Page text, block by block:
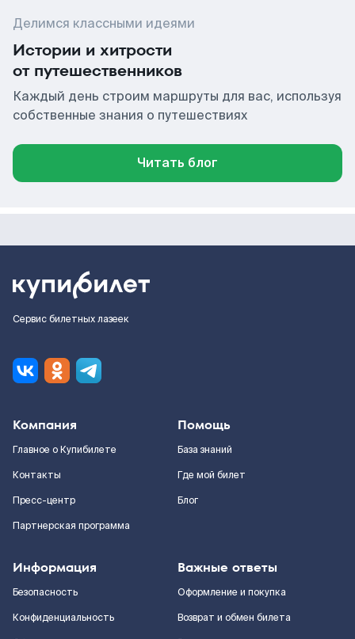
Делимся классными идеями
Истории и хитрости
от путешественников
Каждый день строим маршруты для вас, используя
собственные знания о путешествиях
Читать блог
Сервис билетных лазеек
Компания
Главное о Купибилете
Контакты
Пресс-центр
Партнерская программа
Помощь
База знаний
Где мой билет
Блог
Информация
Безопасность
Конфиденциальность
Важные ответы
Оформление и покупка
Возврат и обмен билета